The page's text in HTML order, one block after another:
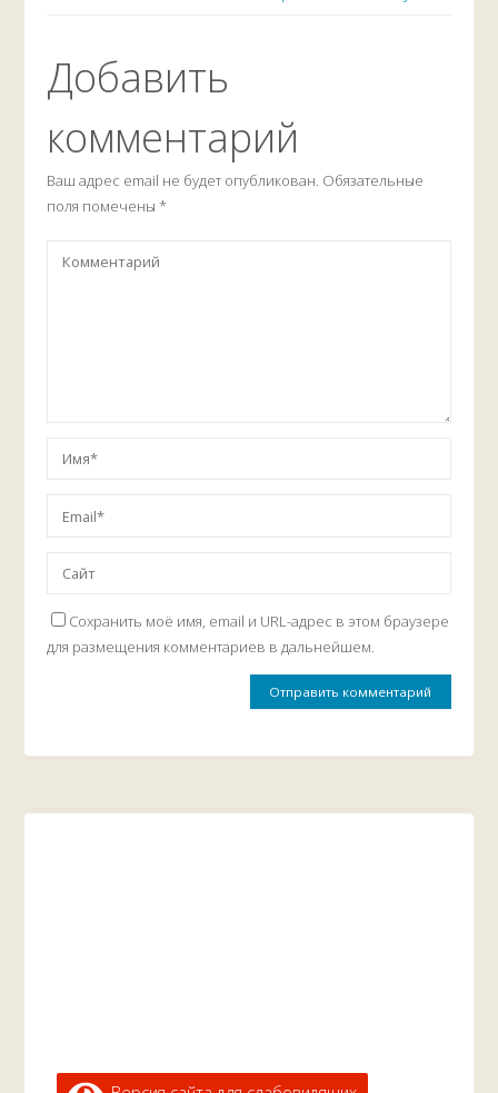
Добавить
комментарий
Ваш адрес email не будет опубликован. Обязательные
поля помечены*
Сохранить моё имя, email и URL-адрес в этом браузере
для размещения комментариев в дальнейшем.